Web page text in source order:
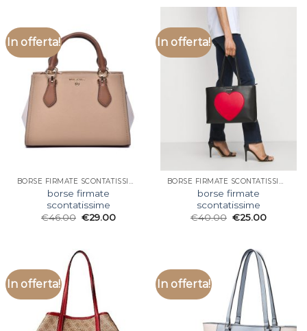
In offerta!
BORSE FIRMATE SCONTATISSIME
borse firmate
scontatissime
€46.00 €29.00
In offerta!
BORSE FIRMATE SCONTATISSIME
borse firmate
scontatissime
€40.00 €25.00
In offerta! In offerta!